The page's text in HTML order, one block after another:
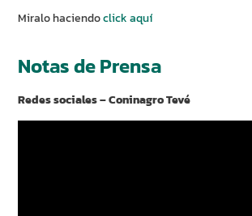
Miralo haciendoclick aquí
Notas de Prensa
Redes sociales – Coninagro Tevé